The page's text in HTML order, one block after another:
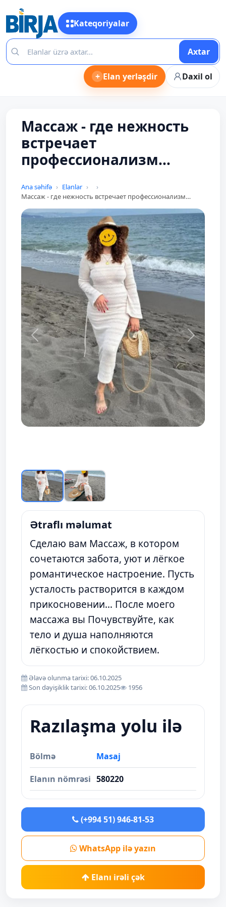
Kateqoriyalar
Axtar
+ Elan yerləşdir Daxil ol
Массаж - где нежность
встречает
профессионализм…
Ana səhifə
Elanlar
Массаж - где нежность встречает профессионализм…
Prev Next
Ətraflı məlumat
Сделаю вам Массаж, в котором
сочетаются забота, уют и лёгкое
романтическое настроение. Пусть
усталость растворится в каждом
прикосновении… После моего
массажа вы Почувствуйте, как
тело и душа наполняются
лёгкостью и спокойствием.
Əlavə olunma tarixi: 06.10.2025
Son dəyişiklik tarixi: 06.10.2025
1956
Razılaşma yolu ilə
Bölmə Masaj
Elanın nömrəsi 580220
(+994 51) 946-81-53
WhatsApp ilə yazın
Elanı irəli çək